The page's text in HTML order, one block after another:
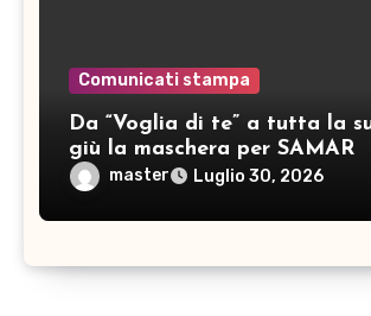
Comunicati stampa
Da “Voglia di te” a tutta la
giù la maschera per SAMAR
master Luglio 30, 2026